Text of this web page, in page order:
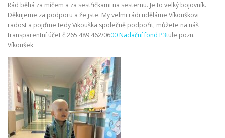
Rád běhá za míčem a za sestřičkami na sesternu. Je to velký bojovník.
Děkujeme za podporu a že jste. My velmi rádi uděláme Víkouškovi
radost a pojďme tedy Vikouška společně podpořit, můžete na náš
transparentní účet č.265 489 462/0600 Nadační fond P3tule pozn.
Víkoušek